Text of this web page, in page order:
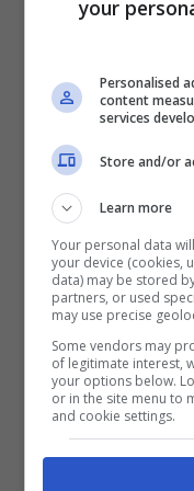
passato in
andando a dare
mostrano più
una sorta di
siti. Così è stato
20.000 che
nell’evoluzione
ricerca è
necessiterà di
ma è già un
di medicina e
your
Personalised
content
services
Store and/or
Learn more
Your personal data
your device (cookies,
data) may be stored
partners, or used
may use precise
Some vendors may
of legitimate interest,
your options below.
or in the site menu to
and cookie settings.